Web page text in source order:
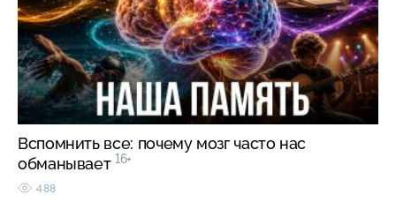
Вспомнить все: почему мозг часто нас
обманывает 16+
488